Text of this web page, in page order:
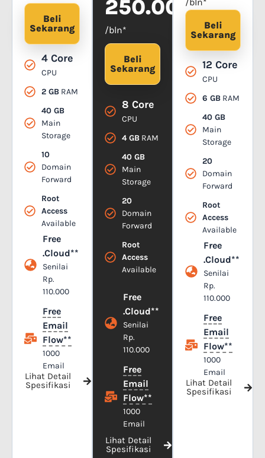
Beli
Sekarang
4 Core
CPU
2 GBRAM
40 GB
Main
Storage
10
Domain
Forward
Root
Access
Available
Free
.Cloud**
Senilai
Rp.
110.000
Free
Email
Flow**
1000
Email
Lihat Detail
Spesifikasi
250.000
/bln*
Beli
Sekarang
8 Core
CPU
4 GBRAM
40 GB
Main
Storage
20
Domain
Forward
Root
Access
Available
Free
.Cloud**
Senilai
Rp.
110.000
Free
Email
Flow**
1000
Email
Lihat Detail
Spesifikasi
Beli
Sekarang
12 Core
CPU
6 GBRAM
40 GB
Main
Storage
20
Domain
Forward
Root
Access
Available
Free
.Cloud**
Senilai
Rp.
110.000
Free
Email
Flow**
1000
Email
Lihat Detail
Spesifikasi